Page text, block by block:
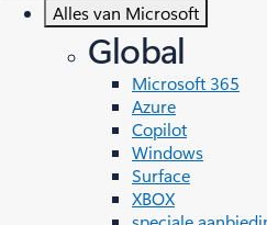
Alles van Microsoft
Global
Microsoft 365
Azure
Copilot
Windows
Surface
XBOX